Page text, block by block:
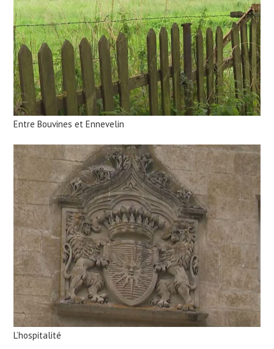
Entre Bouvines et Ennevelin
L’hospitalité